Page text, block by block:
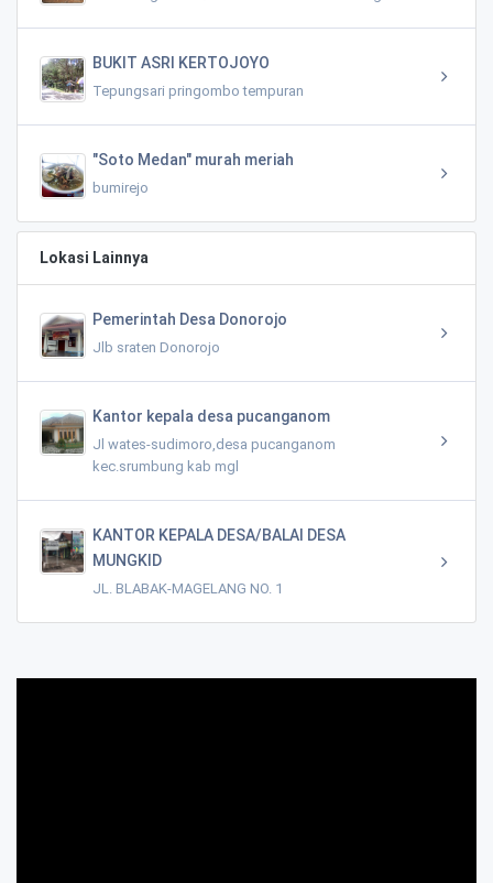
BUKIT ASRI KERTOJOYO
Tepungsari pringombo tempuran
"Soto Medan" murah meriah
bumirejo
Lokasi Lainnya
Pemerintah Desa Donorojo
Jlb sraten Donorojo
Kantor kepala desa pucanganom
Jl wates-sudimoro,desa pucanganom
kec.srumbung kab mgl
KANTOR KEPALA DESA/BALAI DESA
MUNGKID
JL. BLABAK-MAGELANG NO. 1